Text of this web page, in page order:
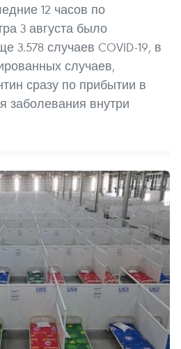
12 часов по
3 августа было
3.578 случаев COVID-19, в
случаев,
сразу по прибытии в
заболевания внутри